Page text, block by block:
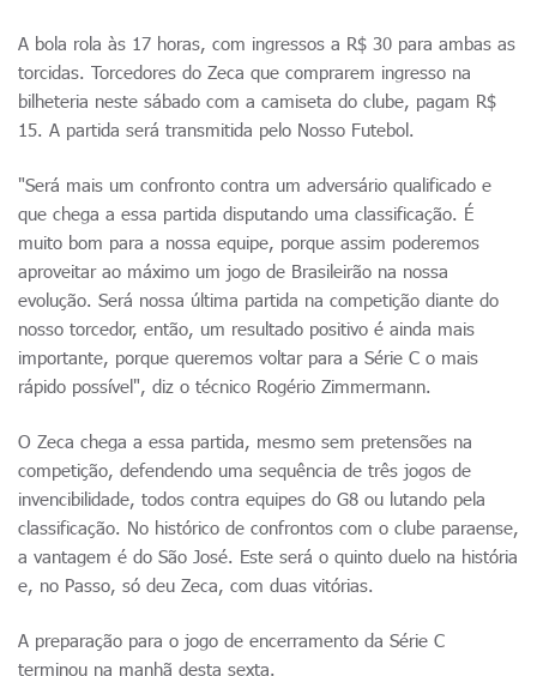
A bola rola às 17 horas, com ingressos a R$ 30 para ambas as
torcidas. Torcedores do Zeca que comprarem ingresso na
bilheteria neste sábado com a camiseta do clube, pagam R$
15. A partida será transmitida pelo Nosso Futebol.
"Será mais um confronto contra um adversário qualificado e
que chega a essa partida disputando uma classificação. É
muito bom para a nossa equipe, porque assim poderemos
aproveitar ao máximo um jogo de Brasileirão na nossa
evolução. Será nossa última partida na competição diante do
nosso torcedor, então, um resultado positivo é ainda mais
importante, porque queremos voltar para a Série C o mais
rápido possível", diz o técnico Rogério Zimmermann.
O Zeca chega a essa partida, mesmo sem pretensões na
competição, defendendo uma sequência de três jogos de
invencibilidade, todos contra equipes do G8 ou lutando pela
classificação. No histórico de confrontos com o clube paraense,
a vantagem é do São José. Este será o quinto duelo na história
e, no Passo, só deu Zeca, com duas vitórias.
A preparação para o jogo de encerramento da Série C
terminou na manhã desta sexta.